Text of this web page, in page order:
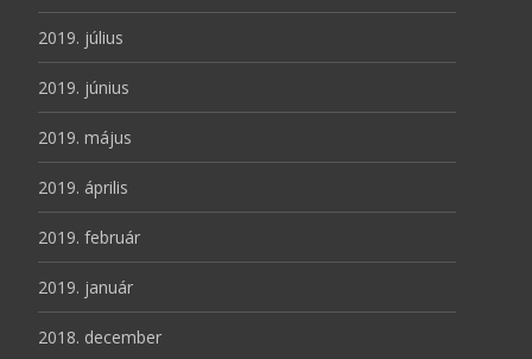
2019. július
2019. június
2019. május
2019. április
2019. február
2019. január
2018. december